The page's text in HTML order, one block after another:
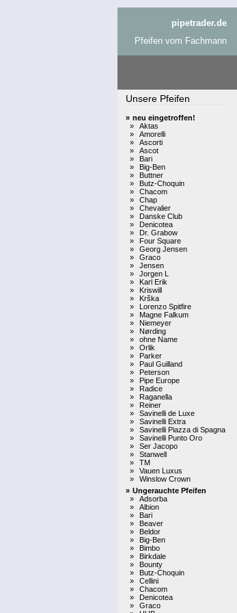
pipetrader.de
Pfeifen vom Fachmann
Unsere Pfeifen
» neu eingetroffen!
»
Aktas
»
Amorelli
»
Ascorti
»
Ascot
»
Bari
»
Big-Ben
»
Buttner
»
Butz-Choquin
»
Chacom
»
Chap
»
Chevalier
»
Danske Club
»
Denicotea
»
Dr. Grabow
»
Four Square
»
Georg Jensen
»
Graco
»
Jensen
»
Jorgen L
»
Karl Erik
»
Kriswill
»
Krška
»
Lorenzo Spitfire
»
Magne Falkum
»
Niemeyer
»
Nørding
»
ohne Name
»
Orlik
»
Parker
»
Paul Guilland
»
Peterson
»
Pipe Europe
»
Radice
»
Raganella
»
Reiner
»
Savinelli de Luxe
»
Savinelli Extra
»
Savinelli Piazza di Spagna
»
Savinelli Punto Oro
»
Ser Jacopo
»
Stanwell
»
TM
»
Vauen Luxus
»
Winslow Crown
» Ungerauchte Pfeifen
»
Adsorba
»
Albion
»
Bari
»
Beaver
»
Beldor
»
Big-Ben
»
Bimbo
»
Birkdale
»
Bounty
»
Butz-Choquin
»
Cellini
»
Chacom
»
Denicotea
»
Graco